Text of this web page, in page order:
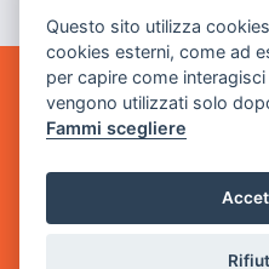
GAME WARP
BY POWER GAME SRL
Sede Legale
via Villaggio dei Platani, 3
- 25014 Castenedolo, Brescia
Questo sito utilizza
cookies esterni, come ad
per capire come
vengono utilizzati solo
Fammi scegliere